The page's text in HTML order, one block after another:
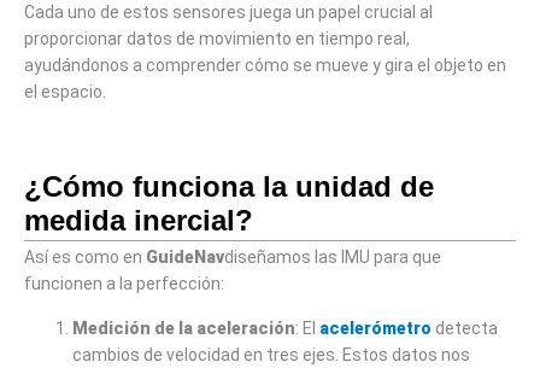
Cada uno de estos sensores juega un papel crucial al
proporcionar datos de movimiento en tiempo real,
ayudándonos a comprender cómo se mueve y gira el objeto en
el espacio.
¿Cómo funciona la unidad de
medida inercial?
Así es como en GuideNavdiseñamos las IMU para que
funcionen a la perfección:
Medición de la aceleración: El acelerómetro detecta
cambios de velocidad en tres ejes. Estos datos nos